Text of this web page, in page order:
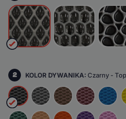
2 KOLOR DYWANIKA:Czarny -